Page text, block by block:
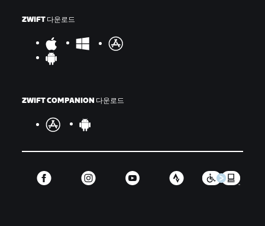
ZWIFT 다운로드
ZWIFT COMPANION 다운로드